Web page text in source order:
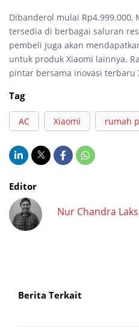
Dibanderol mulai Rp4.999.000,
tersedia di berbagai saluran
pembeli juga akan
untuk produk Xiaomi lainnya.
pintar bersama inovasi terbaru
Tag
AC Xiaomi rumah
Editor
Nur Chandra
Berita Terkait